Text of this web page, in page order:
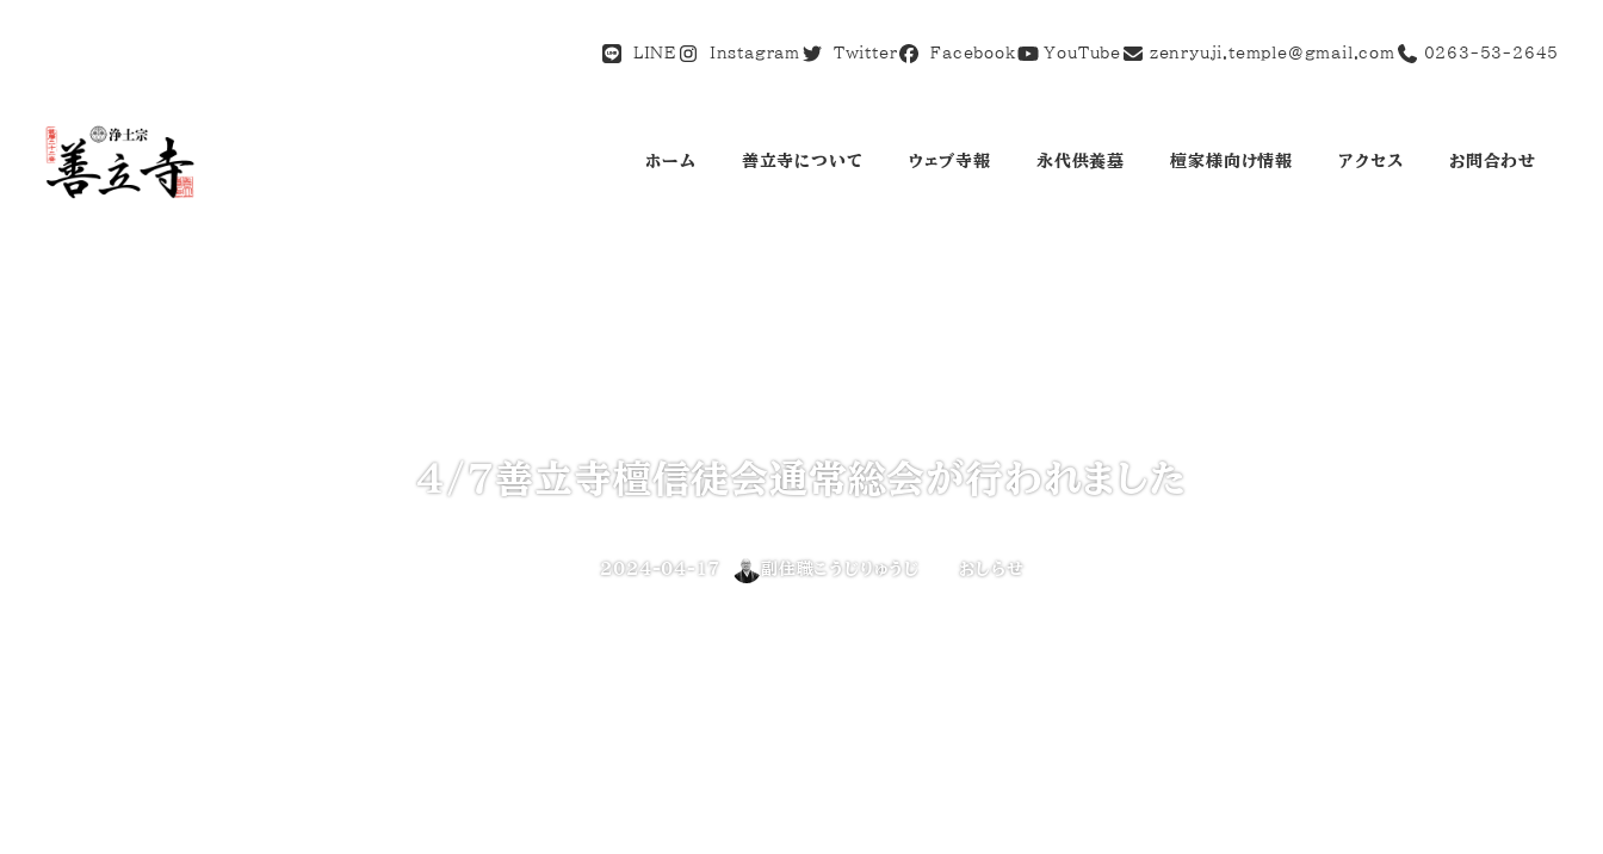
LINE Instagram Twitter Facebook YouTube zenryuji.temple@gmail.com 0263-53-2645
ホーム 善立寺について ウェブ寺報 永代供養墓 檀家様向け情報 アクセス お問合わせ
4/7善立寺檀信徒会通常総会が行われました
2024-04-17
著
副住職こうじりゅうじ カテゴリー
おしらせ